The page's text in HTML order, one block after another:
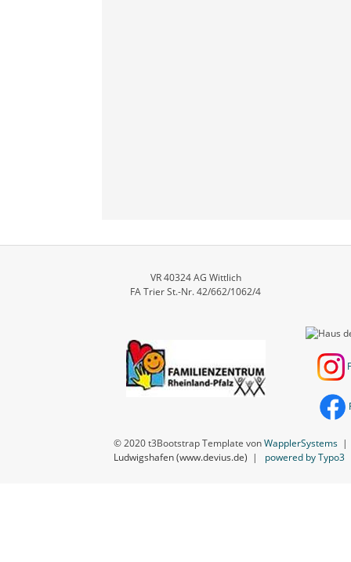
VR 40324 AG Wittlich
FA Trier St.-Nr. 42/662/1062/4
© 2020 t3Bootstrap Template vonWapplerSystems
Ludwigshafen (www.devius.de) | powered by Typo3